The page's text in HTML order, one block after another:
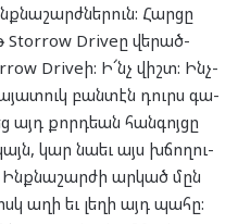
Հար­ցը
Storrow Driveը վե­րած­
Driveի: Ի՜նչ վիշտ: Ինչ­
բան­տէն դուրս գա­
այդ քորդ­եան հան­գոյ­ցը
կար նա­եւ այս խճո­ղու­
Ինք­նա­շար­ժի ար­կած մըն
աղի եւ լե­ղի այդ պա­հը: